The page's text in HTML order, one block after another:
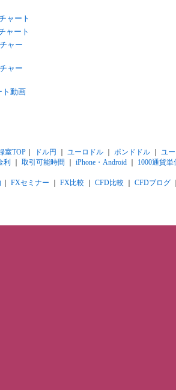
ャート
ャート
ャー
ャー
ト動画
室TOP｜ ドル円 ユーロドル｜ ポンドドル｜ ユ
利 取引可能時間 iPhone・Android 1000通貨単
FXセミナー FX比較 CFD比較 CFDブログ